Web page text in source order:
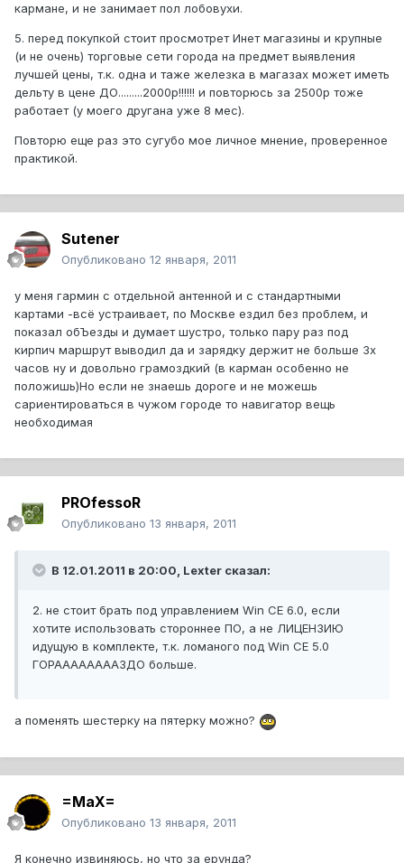
кармане, и не занимает пол лобовухи.
5. перед покупкой стоит просмотрет Инет магазины и крупные
(и не очень) торговые сети города на предмет выявления
лучшей цены, т.к. одна и таже железка в магазах может иметь
дельту в цене ДО.........2000р!!!!!! и повторюсь за 2500р тоже
работает (у моего другана уже 8 мес).
Повторю еще раз это сугубо мое личное мнение, проверенное
практикой.
Sutener
Опубликовано 12 января, 2011
у меня гармин с отдельной антенной и с стандартными
картами -всё устраивает, по Москве ездил без проблем, и
показал обЪезды и думает шустро, только пару раз под
кирпич маршрут выводил да и зарядку держит не больше 3х
часов ну и довольно грамоздкий (в карман особенно не
положишь)Но если не знаешь дороге и не можешь
сариентироваться в чужом городе то навигатор вещь
необходимая
PROfessoR
Опубликовано 13 января, 2011
В 12.01.2011 в 20:00, Lexter сказал:
2. не стоит брать под управлением Win СЕ 6.0, если
хотите использовать стороннее ПО, а не ЛИЦЕНЗИЮ
идущую в комплекте, т.к. ломаного под Win CE 5.0
ГОРААААААААЗДО больше.
а поменять шестерку на пятерку можно?
=MaX=
Опубликовано 13 января, 2011
Я конечно извиняюсь, но что за ерунда?